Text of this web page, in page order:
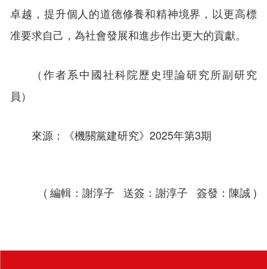
卓越，提升個人的道德修養和精神境界，以更高標
准要求自己，為社會發展和進步作出更大的貢獻。
（作者系中國社科院歷史理論研究所副研究
員）
來源：《機關黨建研究》2025年第3期
( 編輯：謝淳子 送簽：謝淳子 簽發：陳誠 )